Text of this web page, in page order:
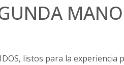
MANO
listos para la experiencia